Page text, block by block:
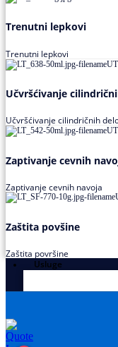
Trenutni lepkovi
Trenutni lepkovi
Učvršćivanje
Učvršćivanje cilindričnih
Zaptivanje cevnih
Zaptivanje cevnih navoja
Zaštita povšine
Zaštita površine
Usluge